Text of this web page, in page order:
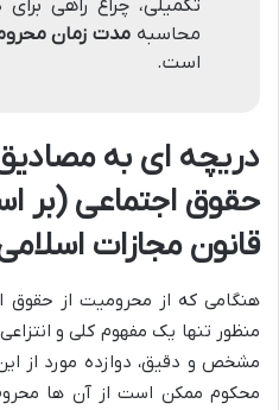
تکمیلی، چراغ راهی
محاسبه مدت زمان
است.
دریچه ای به
قانون مجازات
هنگامی که از محرومیت از حقوق
منظور تنها یک مفهوم کلی و
مشخص و دقیق، دوازده مورد از
محکوم ممکن است از آن ها